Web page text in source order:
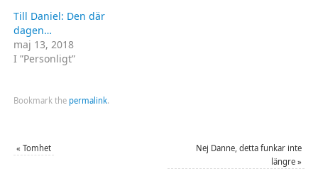
Till Daniel: Den där
dagen…
maj 13, 2018
I ”Personligt”
Bookmark the permalink.
« Tomhet
Nej Danne, detta funkar inte
längre»